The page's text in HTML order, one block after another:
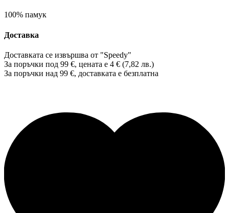
100% памук
Доставка
Доставката се извършва от "Speedy"
За поръчки под 99 €, цената е 4 € (7,82 лв.)
За поръчки над 99 €, доставката е безплатна